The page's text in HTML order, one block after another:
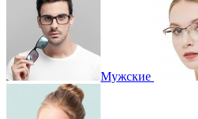
Мужские